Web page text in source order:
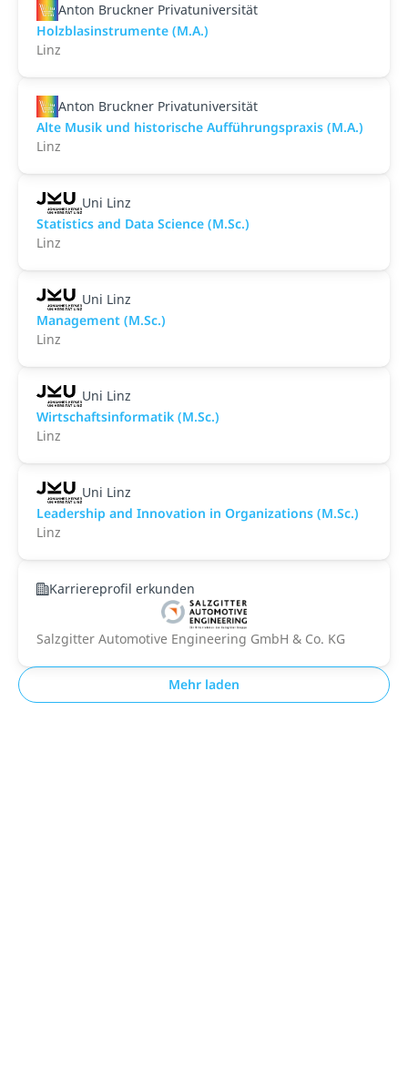
Anton Bruckner Privatuniversität
Holzblasinstrumente (M.A.)
Linz
Anton Bruckner Privatuniversität
Alte Musik und historische Aufführungspraxis (M.A.)
Linz
Uni Linz
Statistics and Data Science (M.Sc.)
Linz
Uni Linz
Management (M.Sc.)
Linz
Uni Linz
Wirtschaftsinformatik (M.Sc.)
Linz
Uni Linz
Leadership and Innovation in Organizations (M.Sc.)
Linz
Karriereprofil erkunden
Salzgitter Automotive Engineering GmbH & Co. KG
Mehr laden